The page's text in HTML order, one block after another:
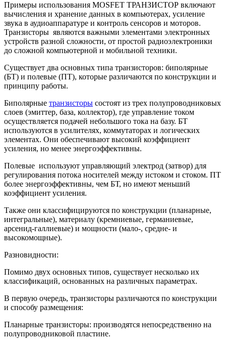
Примеры использования MOSFET ТРАНЗИСТОР включают
вычисления и хранение данных в компьютерах, усиление
звука в аудиоаппаратуре и контроль сенсоров и моторов.
Транзисторы являются важными элементами электронных
устройств разной сложности, от простой радиоэлектроники
до сложной компьютерной и мобильной техники.
Существует два основных типа транзисторов: биполярные
(БТ) и полевые (ПТ), которые различаются по конструкции и
принципу работы.
Биполярные транзисторы состоят из трех полупроводниковых
слоев (эмиттер, база, коллектор), где управление током
осуществляется подачей небольшого тока на базу. БТ
используются в усилителях, коммутаторах и логических
элементах. Они обеспечивают высокий коэффициент
усиления, но менее энергоэффективны.
Полевые используют управляющий электрод (затвор) для
регулирования потока носителей между истоком и стоком. ПТ
более энергоэффективны, чем БТ, но имеют меньший
коэффициент усиления.
Также они классифицируются по конструкции (планарные,
интегральные), материалу (кремниевые, германиевые,
арсенид-галлиевые) и мощности (мало-, средне- и
высокомощные).
Разновидности:
Помимо двух основных типов, существует несколько их
классификаций, основанных на различных параметрах.
В первую очередь, транзисторы различаются по конструкции
и способу размещения:
Планарные транзисторы: производятся непосредственно на
полупроводниковой пластине.